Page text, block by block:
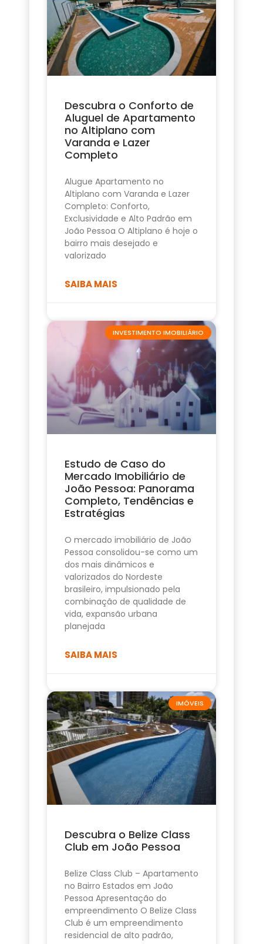
Descubra o Conforto de
Aluguel de Apartamento
no Altiplano com
Varanda e Lazer
Completo
Alugue Apartamento no
Altiplano com Varanda e Lazer
Completo: Conforto,
Exclusividade e Alto Padrão em
João Pessoa O Altiplano é hoje o
bairro mais desejado e
valorizado
SAIBA MAIS
INVESTIMENTO IMOBILIÁRIO
Estudo de Caso do
Mercado Imobiliário de
João Pessoa: Panorama
Completo, Tendências e
Estratégias
O mercado imobiliário de João
Pessoa consolidou-se como um
dos mais dinâmicos e
valorizados do Nordeste
brasileiro, impulsionado pela
combinação de qualidade de
vida, expansão urbana
planejada
SAIBA MAIS
IMÓVEIS
Descubra o Belize Class
Club em João Pessoa
Belize Class Club – Apartamento
no Bairro Estados em João
Pessoa Apresentação do
empreendimento O Belize Class
Club é um empreendimento
residencial de alto padrão,